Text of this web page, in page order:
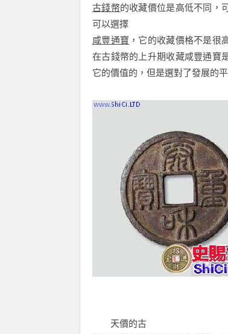
古錢幣的收藏價位是高低不同，
可以選擇
咸豐通寶 ，它的收藏價格不是很
在古錢幣的上升期收藏咸豐通寶
它的價值的，但是選對了發展的
天價的古